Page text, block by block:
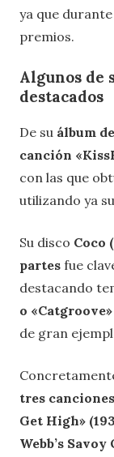
ya que
premios.
Algunos de
destacados
De su álbum
canción
con las que
utilizando ya
Su disco Coco
partes fue
destacando
o «Catgroove»
de gran
tres canciones
Get High»
Webb’s